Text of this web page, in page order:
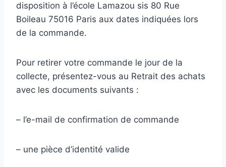
disposition à l’école Lamazou sis 80 Rue
Boileau 75016 Paris aux dates indiquées lors
de la commande.
Pour retirer votre commande le jour de la
collecte, présentez-vous au Retrait des achats
avec les documents suivants :
– l’e-mail de confirmation de commande
– une pièce d’identité valide